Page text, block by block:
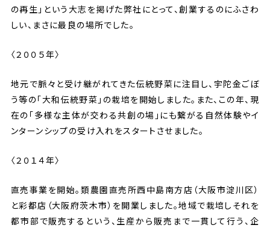
の再生」という大志を掲げた弊社にとって、創業するのにふさわ
しい、まさに最良の場所でした。
〈２００５年〉
地元で脈々と受け継がれてきた伝統野菜に注目し、宇陀金ごぼ
う等の「大和伝統野菜」の栽培を開始しました。また、この年、現
在の「多様な主体が交わる共創の場」にも繋がる自然体験やイ
ンターンシップの受け入れをスタートさせました。
〈２０１４年〉
直売事業を開始。類農園直売所西中島南方店（大阪市淀川区）
と彩都店（大阪府茨木市）を開業しました。地域で栽培しそれを
都市部で販売するという、生産から販売まで一貫して行う、企